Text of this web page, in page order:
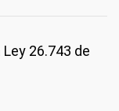
26.743 de